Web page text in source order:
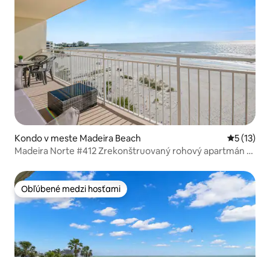
Kondo v meste Madeira Beach
5 (13)
Madeira Norte #412 Zrekonštruovaný rohový apartmán s
Obľúbené medzi hosťami
Obľúbené medzi hosťami